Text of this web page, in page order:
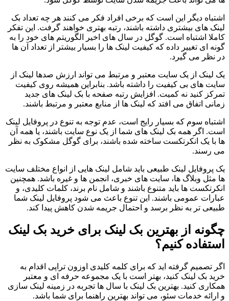
اشتباه دیگر این است که برخی افراد فکر می کنند هر چه تعداد بک
لینک های بیشتری داشته باشند، رتبه بهتری خواهند گرفت. این تفکر
کاملا اشتباه است. گوگل در سال های اخیر الگوریتم های خود را به
گونه ای تغییر داده که کیفیت لینک ها را بسیار بیشتر از تعداد آن ها
در نظر می گیرد.
یک لینک از یک سایت معتبر و مرتبط می تواند ارزش صدها لینک از
سایت های بی کیفیت را داشته باشد. بنابراین همیشه روی کیفیت
تمرکز کنید نه کمیت. افزایش رتبه صفحه با بک لینک های جدید
زمانی اتفاق می افتد که لینک ها از منابع معتبر و مرتبط باشند.
اشتباه سوم که بسیار رایج است، عدم توجه به تنوع در پروفایل لینک
است. اگر همه بک لینک های شما از یک نوع سایت باشند، یا همه آن
ها با یک انکرتکست ساخته شده باشند، برای گوگل مشکوک به نظر
می رسند.
یک پروفایل لینک طبیعی باید شامل لینک هایی از انواع مختلف سایت
ها مثل وبلاگ ها، سایت های خبری، انجمن ها و غیره باشد. همچنین
انکرتکست ها باید متنوع باشند و شامل نام برند، کلمات کلیدی، و
عبارات عمومی باشند. این تنوع باعث می شود پروفایل لینک شما
طبیعی تر به نظر برسد و احتمال جریمه شدن کاهش پیدا کند.
چگونه از بهترین بک لینک برای خرید بک لینک
استفاده کنیم؟
اگر تصمیم گرفته اید که برای کلمه کلیدی اوزون تراپی اقدام به
خرید بک لینک کنید، بهتر است با یک مجموعه حرفه ای و معتبر
همکاری کنید. بهترین بک لینک با سال ها تجربه در زمینه لینک سازی
و ارائه خدمات سئو، می تواند بهترین راهنما برای شما باشد.